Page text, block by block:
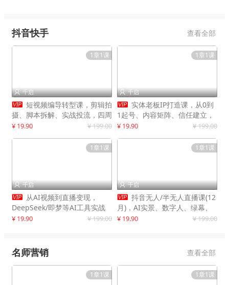
抖音快手 查看全部
1章1课
 千启
 短视频编导转型课，剪辑拍
摄、脚本拆解、实战投流，四周
系统教学，快速入行月入2w+
¥ 19.90 ¥ 199.00
1章1课
 千启
 实体老板IP打造课，从0到
1起号、内容矩阵、信任建立，
打造门店IP，稳定获客增收
¥ 19.90 ¥ 199.00
1章1课
 千启
 从AI视频到直播变现，
DeepSeek/即梦等AI工具实战
教学，生产爆款视频，打造高流
¥ 19.90 ¥ 199.00
1章1课
 千启
 抖音无人/半无人直播课(12
月)，AI实景、数字人、绿幕、
多种玩法、24小时自动盈利
¥ 19.90 ¥ 199.00
名师营销 查看全部
1章1课 1章1课